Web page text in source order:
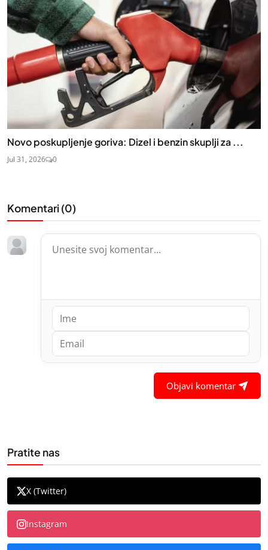
Novo poskupljenje goriva: Dizel i benzin skuplji za ...
Jul 31, 2026 0
Komentari (0)
Objavi komentar
Pratite nas
X (Twitter)
Instagram